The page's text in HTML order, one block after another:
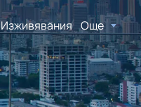
Изживявания Още